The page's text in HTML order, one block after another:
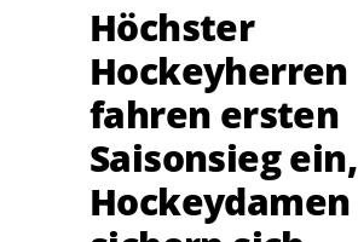
Höchster
Hockeyherren
fahren ersten
Saisonsieg ein,
Hockeydamen